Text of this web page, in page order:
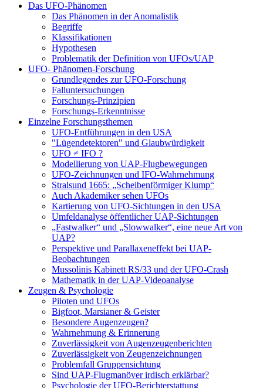
Das UFO-Phänomen
Das Phänomen in der Anomalistik
Begriffe
Klassifikationen
Hypothesen
Problematik der Definition von UFOs/UAP
UFO- Phänomen-Forschung
Grundlegendes zur UFO-Forschung
Falluntersuchungen
Forschungs-Prinzipien
Forschungs-Erkenntnisse
Einzelne Forschungsthemen
UFO-Entführungen in den USA
"Lügendetektoren" und Glaubwürdigkeit
UFO ≠ IFO ?
Modellierung von UAP-Flugbewegungen
UFO-Zeichnungen und IFO-Wahrnehmung
Stralsund 1665: „Scheibenförmiger Klump“
Auch Akademiker sehen UFOs
Kartierung von UFO-Sichtungen in den USA
Umfeldanalyse öffentlicher UAP-Sichtungen
„Fastwalker“ und „Slowwalker“, eine neue Art von
UAP?
Perspektive und Parallaxeneffekt bei UAP-
Beobachtungen
Mussolinis Kabinett RS/33 und der UFO-Crash
Mathematik in der UAP-Videoanalyse
Zeugen & Psychologie
Piloten und UFOs
Bigfoot, Marsianer & Geister
Besondere Augenzeugen?
Wahrnehmung & Erinnerung
Zuverlässigkeit von Augenzeugenberichten
Zuverlässigkeit von Zeugenzeichnungen
Problemfall Gruppensichtung
Sind UAP-Flugmanöver irdisch erklärbar?
Psychologie der UFO-Berichterstattung